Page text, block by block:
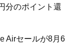
分のポイント還
Airセールが8月6